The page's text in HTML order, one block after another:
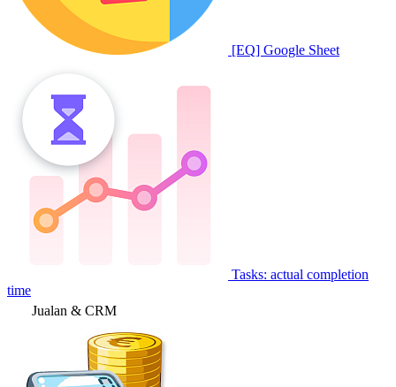
[EQ] Google Sheet
Tasks: actual completion
time
Jualan & CRM